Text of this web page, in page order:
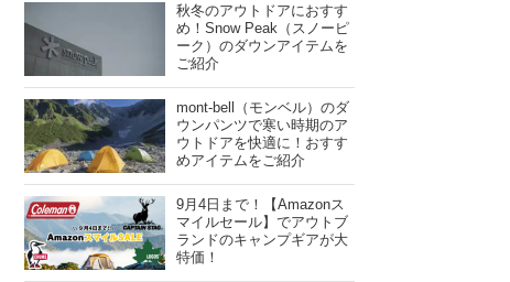
秋冬のアウトドアにおすす
め！Snow Peak（スノーピ
ーク）のダウンアイテムを
ご紹介
mont-bell（モンベル）のダ
ウンパンツで寒い時期のア
ウトドアを快適に！おすす
めアイテムをご紹介
9月4日まで！【Amazonス
マイルセール】でアウトブ
ランドのキャンプギアが大
特価！